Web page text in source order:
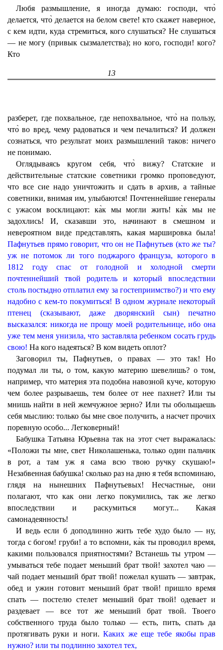
Любя размышление, я иногда думаю: господи, что̀
делается, что̀ делается на белом свете! кто скажет наверное,
с кем идти, куда стремиться, кого слушаться? Не слушаться
— не могу (привык сызмалетства); но кого, господи! кого?
Кто
13
разберет, где похвальное, где непохвальное, что̀ на пользу,
что̀ во вред, чему радоваться и чем печалиться? И должен
сознаться, что результат моих размышлений таков: ничего
не понимаю.
Оглядываясь кругом себя, что̀ вижу? Статские и
действительные статские советники громко проповедуют,
что все сие надо уничтожить и сдать в архив, а тайные
советники, внимая им, улыбаются! Почтеннейшие генералы
с ужасом восклицают: ка̀к мы могли жить! ка̀к мы не
задохлись! И, сказавши это, начинают в смешном и
невероятном виде представлять, какая маршировка была!
Пафнутьев прямо говорит, что он не Пафнутьев (кто же ты?
уж не потомок ли того поджарого француза, которого в
1812 году спас от голодной и холодной смерти
почтеннейший твой родитель и который впоследствии
столь постыдно отплатил ему за гостеприимство?) и что ему
надобно с кем-то покумиться! В одном журнале некоторый
птенец (сказывают, даже дворянский сын) печатно
высказался: никогда не прощу моей родительнице, ибо она
уже тем меня унизила, что заставляла ребенком сосать грудь
свою! На кого надеяться? В ком видеть оплот?
Заговорил ты, Пафнутьев, о правах — это так! Но
подумал ли ты, о том, какую материю шевелишь? о том,
например, что материя эта подобна навозной куче, которую
чем более разрываешь, тем более от нее пахнет? Или ты
мнишь найти в ней жемчужное зерно? Или ты обольщаешь
себя мыслию: только бы мне свое получить, а насчет прочих
поревную особо... Легковерный!
Бабушка Татьяна Юрьевна так на этот счет выражалась:
«Положи ты мне, свет Николашенька, только один пальчик
в рот, а там уж я сама всю твою ручку скушаю!»
Незабвенная бабушка! сколько раз на дню я тебя вспоминаю,
глядя на нынешних Пафнутьевых! Несчастные, они
полагают, что как они легко покумились, так же легко
впоследствии и раскумиться могут... Какая
самонадеянность!
И ведь если б доподлинно жить тебе худо было — ну,
тогда с богом! груби! а то вспомни, ка̀к ты проводил время,
какими пользовался приятностями? Встанешь ты утром —
умываться тебе подает меньший брат твой! захотел чаю —
чай подает меньший брат твой! пожелал кушать — завтрак,
обед и ужин готовит меньший брат твой! пришло время
спать — постелю стелет меньший брат твой! одевает и
раздевает — все тот же меньший брат твой. Твоего
собственного труда было только — есть, пить, спать да
протягивать руки и ноги.Каких же еще тебе якобы прав
нужно? или ты подлинно захотел тех,